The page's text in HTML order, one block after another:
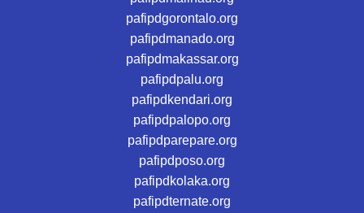
pafipdgorontalo.org
pafipdmanado.org
pafipdmakassar.org
pafipdpalu.org
pafipdkendari.org
pafipdpalopo.org
pafipdparepare.org
pafipdposo.org
pafipdkolaka.org
pafipdternate.org